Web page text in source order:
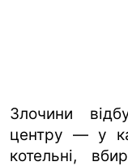
Злочини
центру — у
котельні,